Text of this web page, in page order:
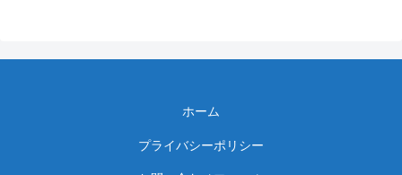
ホーム
プライバシーポリシー